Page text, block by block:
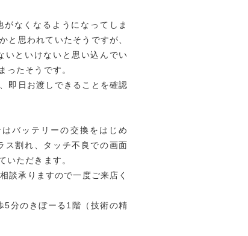
なくなるようになってしま
と思われていたそうですが、
いといけないと思い込んでい
ったそうです。
即日お渡しできることを確認
バッテリーの交換をはじめ
ス割れ、タッチ不良での画面
いただきます。
談承りますので一度ご来店く
5分のきぼーる1階（技術の精